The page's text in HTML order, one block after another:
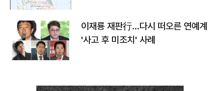
이재룡 재판行…다시 떠오른 연예계
'사고 후 미조치' 사례